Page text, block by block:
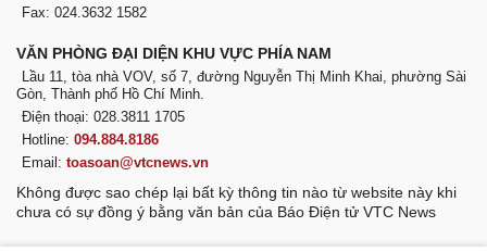
Fax: 024.3632 1582
VĂN PHÒNG ĐẠI DIỆN KHU VỰC PHÍA NAM
Lầu 11, tòa nhà VOV, số 7, đường Nguyễn Thị Minh Khai, phường Sài
Gòn, Thành phố Hồ Chí Minh.
Điện thoại: 028.3811 1705
Hotline: 094.884.8186
Email: toasoan@vtcnews.vn
Không được sao chép lại bất kỳ thông tin nào từ website này khi
chưa có sự đồng ý bằng văn bản của Báo Điện tử VTC News